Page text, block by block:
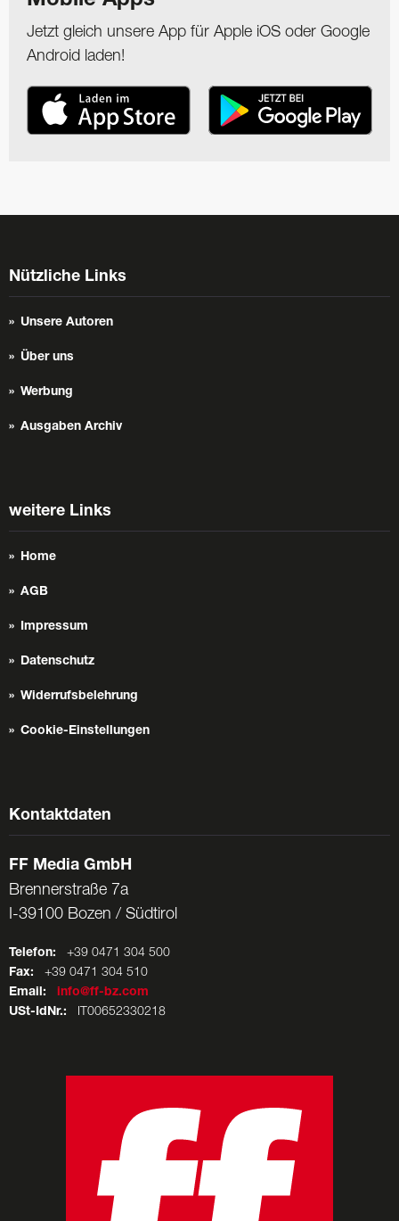
Jetzt gleich unsere App für Apple iOS oder Google
Android laden!
Nützliche Links
Unsere Autoren
Über uns
Werbung
Ausgaben Archiv
weitere Links
Home
AGB
Impressum
Datenschutz
Widerrufsbelehrung
Cookie-Einstellungen
Kontaktdaten
FF Media GmbH
Brennerstraße 7a
I-39100 Bozen / Südtirol
Telefon: +39 0471 304 500
Fax: +39 0471 304 510
Email:
info@ff-bz.com
USt-IdNr.: IT00652330218